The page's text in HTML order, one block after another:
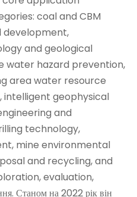
coal and CBM
development,
and geological
water hazard prevention,
area water resource
intelligent geophysical
and
technology,
mine environmental
and recycling, and
evaluation,
Станом на 2022 рік він